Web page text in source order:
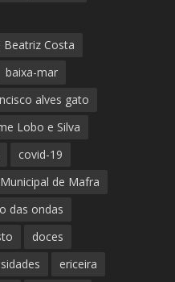
Costa
baixa-mar
alves gato
Lobo e Silva
covid-19
de Mafra
das ondas
doces
ericeira